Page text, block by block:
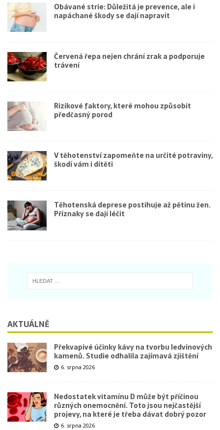
Obávané strie: Důležitá je prevence, ale i
napáchané škody se dají napravit
Červená řepa nejen chrání zrak a podporuje
trávení
Rizikové faktory, které mohou způsobit
předčasný porod
V těhotenství zapomeňte na určité potraviny,
škodí vám i dítěti
Těhotenská deprese postihuje až pětinu žen.
Příznaky se dají léčit
AKTUÁLNĚ
Překvapivé účinky kávy na tvorbu ledvinových
kamenů. Studie odhalila zajímavá zjištění
6. srpna 2026
Nedostatek vitamínu D může být příčinou
různých onemocnění. Toto jsou nejčastější
projevy, na které je třeba dávat dobrý pozor
6. srpna 2026